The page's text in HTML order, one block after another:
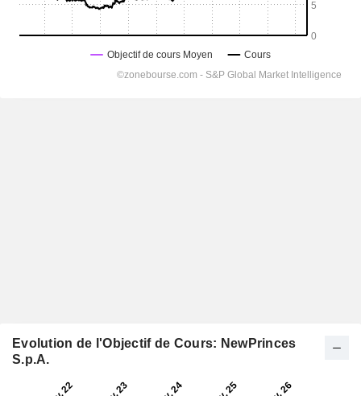
Evolution de l'Objectif de Cours: NewPrinces
S.p.A.